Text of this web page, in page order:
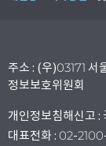
주소 : (우)03171 서
정보보호위원회
개인정보침해신고 :
대표전화 : 02-